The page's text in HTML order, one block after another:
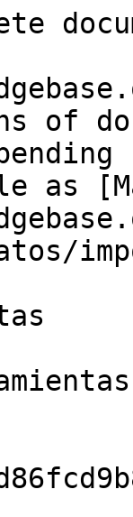
of
as